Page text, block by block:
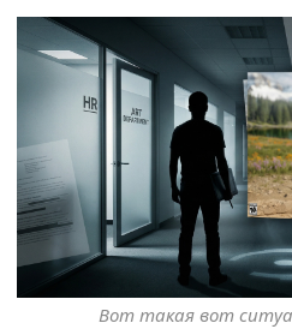
Вот такая вот